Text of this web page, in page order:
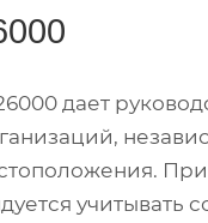
дает
При
учитывать